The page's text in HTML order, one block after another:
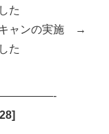
た
キャンの実施 →
た